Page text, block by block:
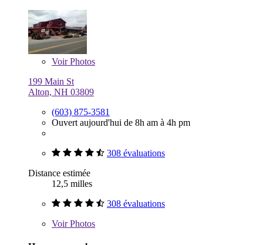
VoirPhotos
199 Main St
Alton, NH 03809
(603) 875-3581
Ouvert aujourd'hui de 8h am à 4h pm
308 évaluations
Distance estimée
12,5 milles
308 évaluations
VoirPhotos